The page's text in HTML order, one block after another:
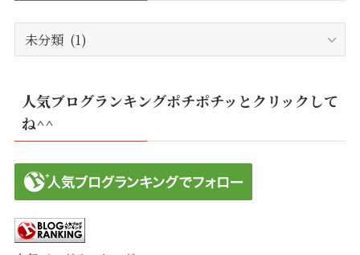
テ
ー
人気ブログランキングポチポチッとクリックして
ね^^